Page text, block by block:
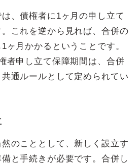
、債権者に1ヶ月の申し立て
これを逆から見れば、合併の
ヶ月かかるということです。
者申し立て保障期間は、合併
通ルールとして定められてい
のこととして、新しく設立す
と手続きが必要です。合併し